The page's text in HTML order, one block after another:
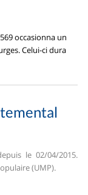
occasionna un
Celui-ci dura
le 02/04/2015.
(UMP).